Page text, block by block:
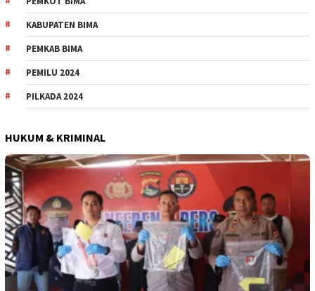
KABUPATEN BIMA
PEMKAB BIMA
PEMILU 2024
PILKADA 2024
HUKUM & KRIMINAL